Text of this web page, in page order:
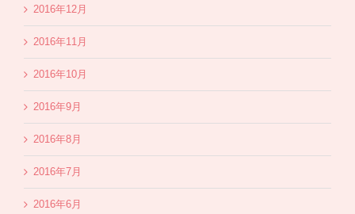
2016年12月
2016年11月
2016年10月
2016年9月
2016年8月
2016年7月
2016年6月